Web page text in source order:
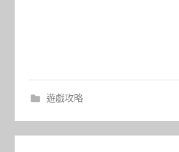
遊戲攻略